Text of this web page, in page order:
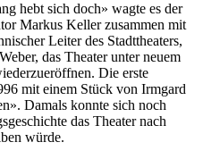
hebt sich doch» wagte es der
Markus Keller zusammen mit
Leiter des Stadttheaters,
das Theater unter neuem
Die erste
mit einem Stück von Irmgard
Damals konnte sich noch
das Theater nach
würde.